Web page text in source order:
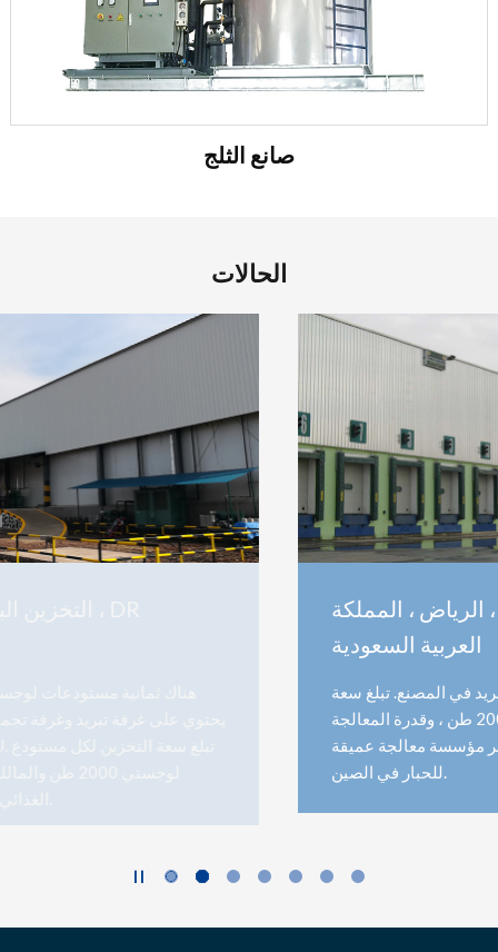
صانع الثلج
الحالات
التخزين البارد اللوجستي ، الرياض ، المملكة
يوجد 20 مجمد هواء و 55 مخزن تبريد في المصنع. تبلغ سعة
التخزين الإجمالية للتخزين البارد 200000 طن ، وقدرة المعالجة
السنوية للحبار 100000 طن. إنها أكبر مؤسسة معالجة عميقة
للحبار في الصين.